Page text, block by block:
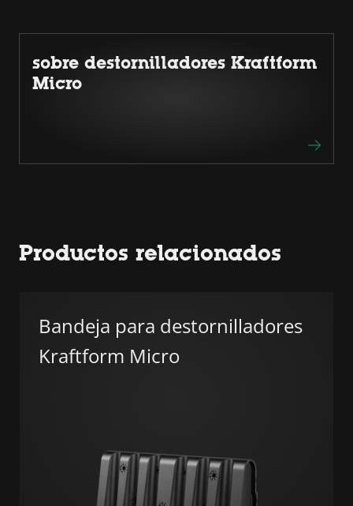
sobre destornilladores Kraftform
Micro
Productos relacionados
Bandeja para destornilladores
Kraftform Micro